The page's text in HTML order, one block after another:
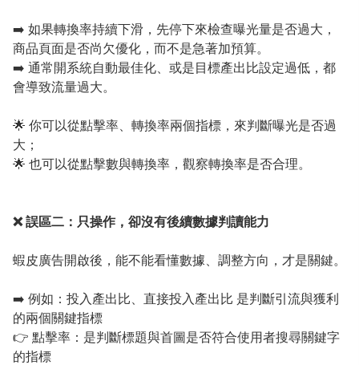
➡️ 如果轉換率持續下滑，先停下來檢查曝光量是否過大，
商品頁面是否尚欠優化，而不是急著加預算。
➡️ 通常開系統自動最佳化、或是目標產出比設定過低，都
會導致流量過大。
🌟 你可以從點擊率、轉換率兩個指標，來判斷曝光是否過
大；
🌟 也可以從點擊數與轉換率，觀察轉換率是否合理。
❌ 誤區二：只操作，卻沒有後續數據判讀能力
蝦皮廣告開啟後，能不能看懂數據、調整方向，才是關鍵。
➡️ 例如：投入產出比、直接投入產出比 是判斷引流與獲利
的兩個關鍵指標
👉 點擊率：是判斷標題與首圖是否符合使用者搜尋關鍵字
的指標